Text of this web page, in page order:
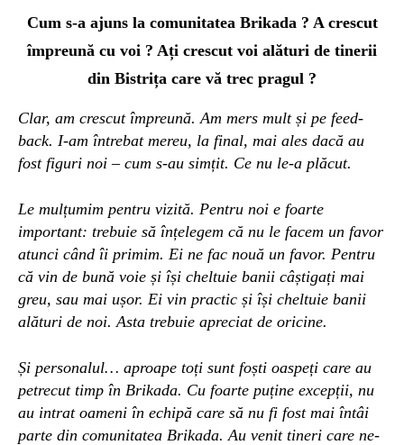
Cum s-a ajuns la comunitatea Brikada ? A crescut
împreună cu voi ? Ați crescut voi alături de tinerii
din Bistrița care vă trec pragul ?
Clar, am crescut împreună. Am mers mult și pe feed-
back. I-am întrebat mereu, la final, mai ales dacă au
fost figuri noi – cum s-au simțit. Ce nu le-a plăcut.
Le mulțumim pentru vizită. Pentru noi e foarte
important: trebuie să înțelegem că nu le facem un favor
atunci când îi primim. Ei ne fac nouă un favor. Pentru
că vin de bună voie și își cheltuie banii câștigați mai
greu, sau mai ușor. Ei vin practic și își cheltuie banii
alături de noi. Asta trebuie apreciat de oricine.
Și personalul… aproape toți sunt foști oaspeți care au
petrecut timp în Brikada. Cu foarte puține excepții, nu
au intrat oameni în echipă care să nu fi fost mai întâi
parte din comunitatea Brikada. Au venit tineri care ne-